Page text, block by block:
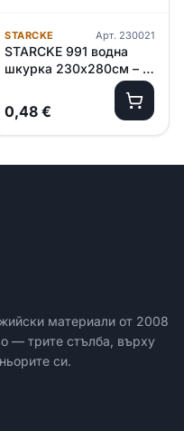
STARCKE Арт. 230021
STARCKE 991 водна
шкурка 230х280см – P
0,48 €
материали от 2008
— трите стълба, върху
си.